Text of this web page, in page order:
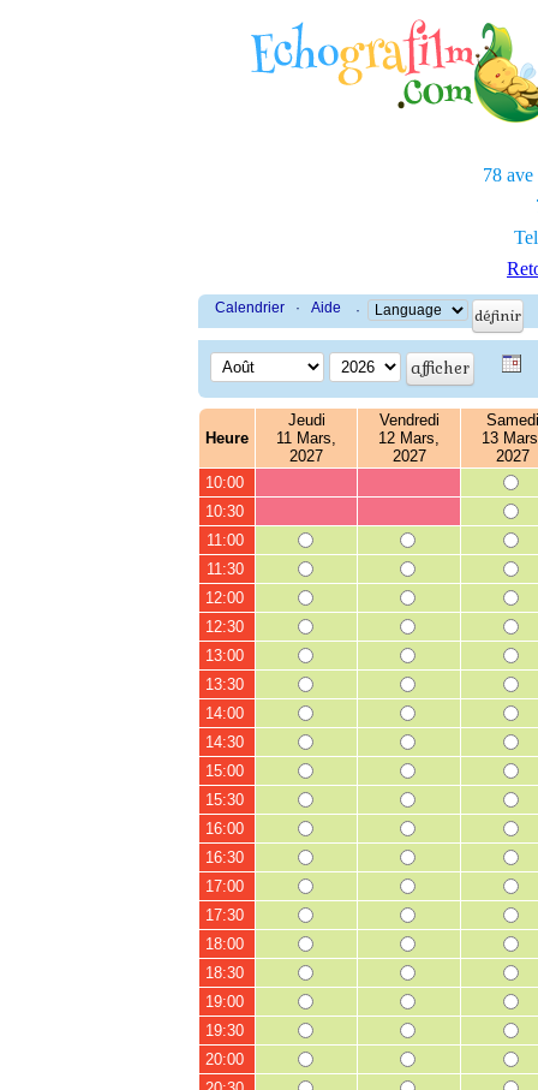
78 ave
Calendrier · Aide ·
Heure
Jeudi
11 Mars,
2027
Vendredi
12 Mars,
2027
Samedi
13
2027
10:00
10:30
11:00
11:30
12:00
12:30
13:00
13:30
14:00
14:30
15:00
15:30
16:00
16:30
17:00
17:30
18:00
18:30
19:00
19:30
20:00